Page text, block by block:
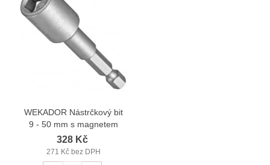
WEKADOR Nástrčkový bit
9 - 50 mm s magnetem
328 Kč
271 Kč bez DPH